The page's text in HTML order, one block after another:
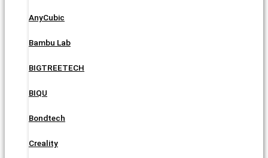
AnyCubic
Bambu Lab
BIGTREETECH
BIQU
Bondtech
Creality